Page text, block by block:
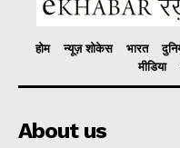
होम न्यूज़ शोकेस भारत
मीडिया
About us